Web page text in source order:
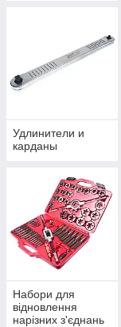
Удлинители и
карданы
Набори для
відновлення
нарізних з'єднань